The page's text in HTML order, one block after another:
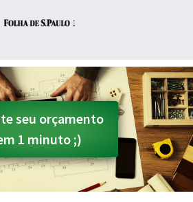
seu orçamento
1 minuto ;)